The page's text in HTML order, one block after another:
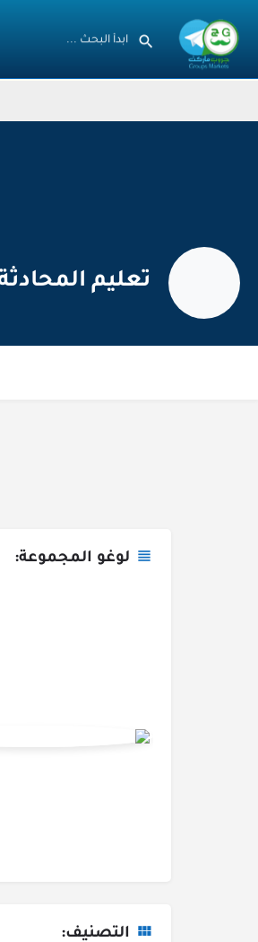
تعليم
لوغو المجموعة:
التصنيف: